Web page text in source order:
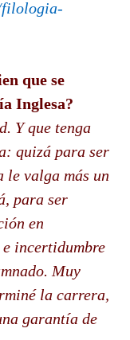
filologia-
que se
Inglesa?
Y que tenga
quizá para ser
le valga más un
para ser
en
incertidumbre
Muy
la carrera,
garantía de